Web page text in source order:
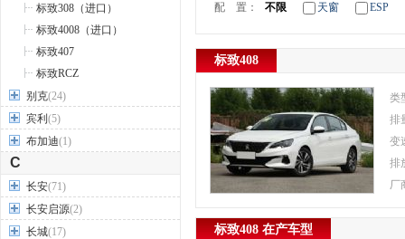
标致308（进口）
标致4008（进口）
标致407
标致RCZ
别克(24)
宾利 (5)
布加迪(1)
C
长安(71)
长安启源(2)
长城(17)
配 置： 不限 天窗 ESP
标致408
类
排
变
排
厂
标致408 在产车型